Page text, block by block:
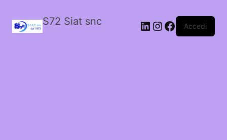
S72 Siat snc LinkedIn
Instagram
Facebook
Accedi